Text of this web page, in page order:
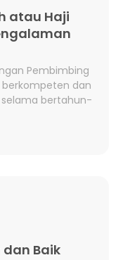
atau Haji
Pembimbing
berkompeten dan
bertahun-
Baik